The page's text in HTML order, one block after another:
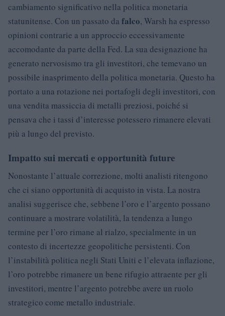
cambiamento significativo nella politica monetaria
statunitense. Con un passato da falco, Warsh ha espresso
opinioni contrarie a un approccio eccessivamente
accomodante da parte della Fed. La sua designazione ha
generato nervosismo tra gli investitori, che temevano un
possibile inasprimento della politica monetaria. Questo ha
portato a una rotazione nei portafogli degli investitori, con
una vendita massiccia di metalli preziosi, poiché si
pensava che i tassi d’interesse potessero rimanere elevati
più a lungo del previsto.
Impatto sui mercati e opportunità future
Nonostante l’attuale correzione, molti analisti ritengono
che ci siano opportunità di acquisto in vista. La nostra
analisi suggerisce che, sebbene l’oro e l’argento possano
continuare a mostrare volatilità, la tendenza a lungo
termine per l’oro rimane al rialzo, specialmente in un
contesto di incertezze geopolitiche persistenti. Con
l’instabilità politica negli Stati Uniti e l’elevata inflazione,
l’oro potrebbe rimanere un bene rifugio attraente per gli
investitori, mentre l’argento potrebbe avere un ruolo
strategico come metallo industriale.